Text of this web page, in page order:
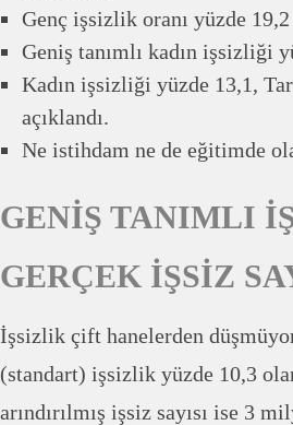
Genç işsizlik oranı yüzde
Geniş tanımlı kadın işsizliği
Kadın işsizliği yüzde 13,1,
açıklandı.
Ne istihdam ne de eğitimde
GENİŞ TANIMLI
GERÇEK İŞSİZ
İşsizlik çift hanelerden
(standart) işsizlik yüzde 10,3
arındırılmış işsiz sayısı ise 3